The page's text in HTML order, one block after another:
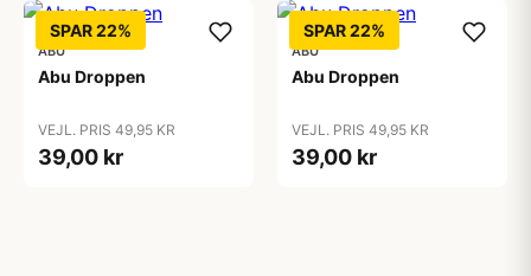
SPAR 22%
ABU
Abu Droppen
VEJL. PRIS 49,95 KR
39,00 kr
SPAR 22%
ABU
Abu Droppen
VEJL. PRIS 49,95 KR
39,00 kr